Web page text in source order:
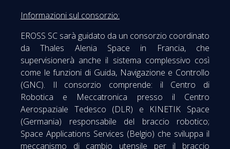
Informazioni sul consorzio:
EROSS SC sarà guidato da un consorzio coordinato
da Thales Alenia Space in Francia, che
supervisionerà anche il sistema complessivo così
come le funzioni di Guida, Navigazione e Controllo
(GNC). Il consorzio comprende: il Centro di
Robotica e Meccatronica presso il Centro
Aerospaziale Tedesco (DLR) e KINETIK Space
(Germania) responsabile del braccio robotico;
Space Applications Services (Belgio) che sviluppa il
meccanismo di cambio utensile per il braccio